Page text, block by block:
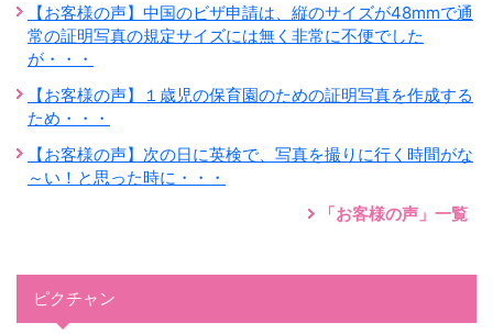
【お客様の声】中国のビザ申請は、縦のサイズが48mmで通
常の証明写真の規定サイズには無く非常に不便でした
が・・・
【お客様の声】１歳児の保育園のための証明写真を作成する
ため・・・
【お客様の声】次の日に英検で、写真を撮りに行く時間がな
～い！と思った時に・・・
「お客様の声」一覧
ピクチャン